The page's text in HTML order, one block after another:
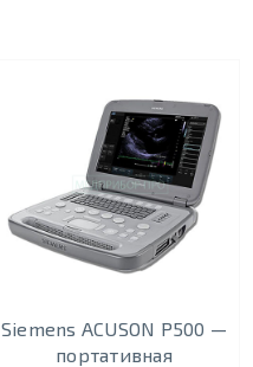
Siemens ACUSON P500 —
портативная